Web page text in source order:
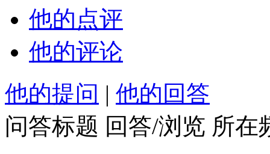
他的点评
他的评论
他的提问 | 他的回答
问答标题 回答/浏览 所在